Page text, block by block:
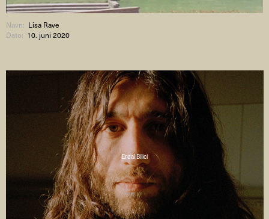
Navn: Lisa Rave
Dato: 10. juni 2020
Erdal Bilici